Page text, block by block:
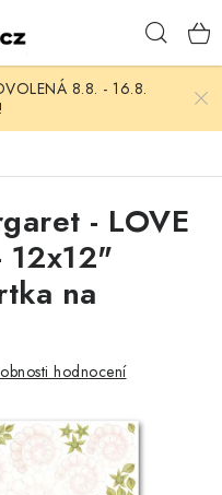
8.8. - 16.8.
- LOVE
12x12"
na
hodnocení